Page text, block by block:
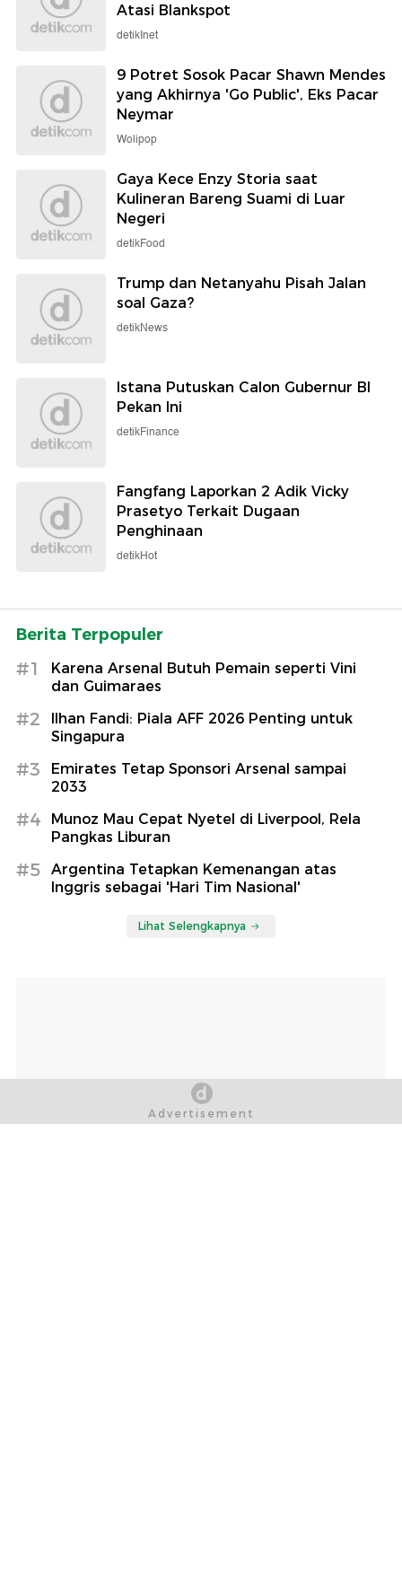
Atasi Blankspot
detikInet
9 Potret Sosok Pacar Shawn Mendes
yang Akhirnya 'Go Public', Eks Pacar
Neymar
Wolipop
Gaya Kece Enzy Storia saat
Kulineran Bareng Suami di Luar
Negeri
detikFood
Trump dan Netanyahu Pisah Jalan
soal Gaza?
detikNews
Istana Putuskan Calon Gubernur BI
Pekan Ini
detikFinance
Fangfang Laporkan 2 Adik Vicky
Prasetyo Terkait Dugaan
Penghinaan
detikHot
Berita Terpopuler
#1
Karena Arsenal Butuh Pemain seperti Vini
dan Guimaraes
#2
Ilhan Fandi: Piala AFF 2026 Penting untuk
Singapura
#3
Emirates Tetap Sponsori Arsenal sampai
2033
#4
Munoz Mau Cepat Nyetel di Liverpool, Rela
Pangkas Liburan
#5
Argentina Tetapkan Kemenangan atas
Inggris sebagai 'Hari Tim Nasional'
Lihat Selengkapnya